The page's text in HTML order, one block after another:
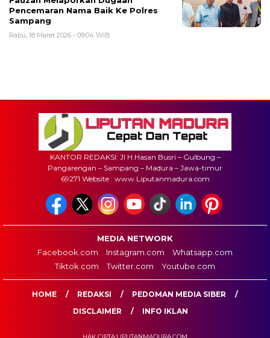
Pencemaran Nama Baik Ke Polres
Sampang
Rabu, 18 Maret 2026 - 09:04 WIB
KANTOR REDAKSI: Jl H.Hasan Busri – Gulbung –
Pangarengan – Sampang – Madura – Jawa-timur
69271 Website : www.Liputanmadura.com
MEDIA NETWORK
Facebook.com
Instagram.com
Whatsapp.com
Tiktok.com
Twitter.com Youtube.com
HOME REDAKSI
PEDOMAN MEDIA SIBER
DISCLAIMER
INFO IKLAN